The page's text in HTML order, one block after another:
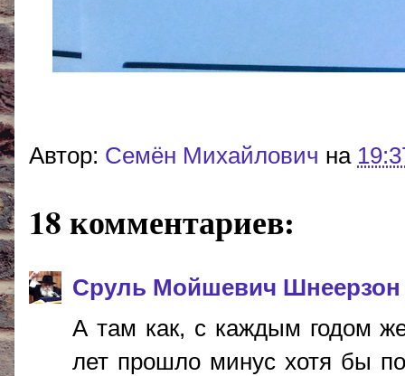
Автор: Cемён Михайлович на
18 комментариев:
Сруль Мойшевич Шнеерзон
А там как, с каждым годом
лет прошло минус хотя бы